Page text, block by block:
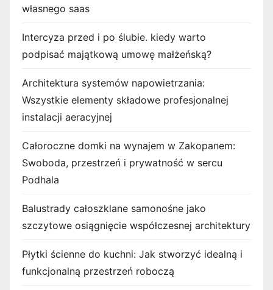
własnego saas
Intercyza przed i po ślubie. kiedy warto
podpisać majątkową umowę małżeńską?
Architektura systemów napowietrzania:
Wszystkie elementy składowe profesjonalnej
instalacji aeracyjnej
Całoroczne domki na wynajem w Zakopanem:
Swoboda, przestrzeń i prywatność w sercu
Podhala
Balustrady całoszklane samonośne jako
szczytowe osiągnięcie współczesnej architektury
Płytki ścienne do kuchni: Jak stworzyć idealną i
funkcjonalną przestrzeń roboczą